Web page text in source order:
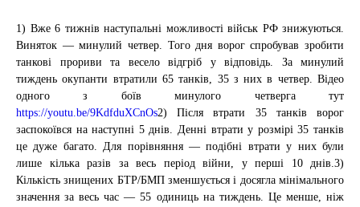
1) Вже 6 тижнів наступальні можливості військ РФ знижуються.
Виняток — минулий четвер. Того дня ворог спробував зробити
танкові прориви та весело відгріб у відповідь. За минулий
тиждень окупанти втратили 65 танків, 35 з них в четвер. Відео
одного з боїв минулого четверга тут
https://youtu.be/9KdfduXCnOs2) Після втрати 35 танків ворог
заспокоївся на наступні 5 днів. Денні втрати у розмірі 35 танків
це дуже багато. Для порівняння — подібні втрати у них були
лише кілька разів за весь період війни, у перші 10 днів.3)
Кількість знищених БТР/БМП зменшується і досягла мінімального
значення за весь час — 55 одиниць на тиждень. Це менше, ніж